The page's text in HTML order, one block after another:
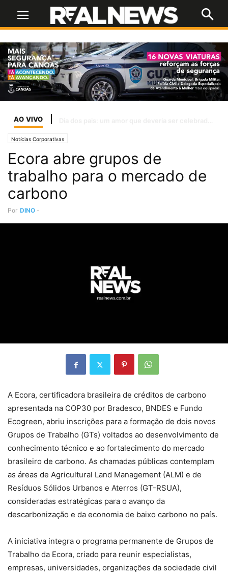
AO VIVO
Notícias Corporativas
Ecora abre grupos de
trabalho para o mercado de
carbono
Por DINO -
A Ecora, certificadora brasileira de créditos de carbono
apresentada na COP30 por Bradesco, BNDES e Fundo
Ecogreen, abriu inscrições para a formação de dois novos
Grupos de Trabalho (GTs) voltados ao desenvolvimento de
conhecimento técnico e ao fortalecimento do mercado
brasileiro de carbono. As chamadas públicas contemplam
as áreas de Agricultural Land Management (ALM) e de
Resíduos Sólidos Urbanos e Aterros (GT-RSUA),
consideradas estratégicas para o avanço da
descarbonização e da economia de baixo carbono no país.
A iniciativa integra o programa permanente de Grupos de
Trabalho da Ecora, criado para reunir especialistas,
empresas, universidades, organizações da sociedade civil